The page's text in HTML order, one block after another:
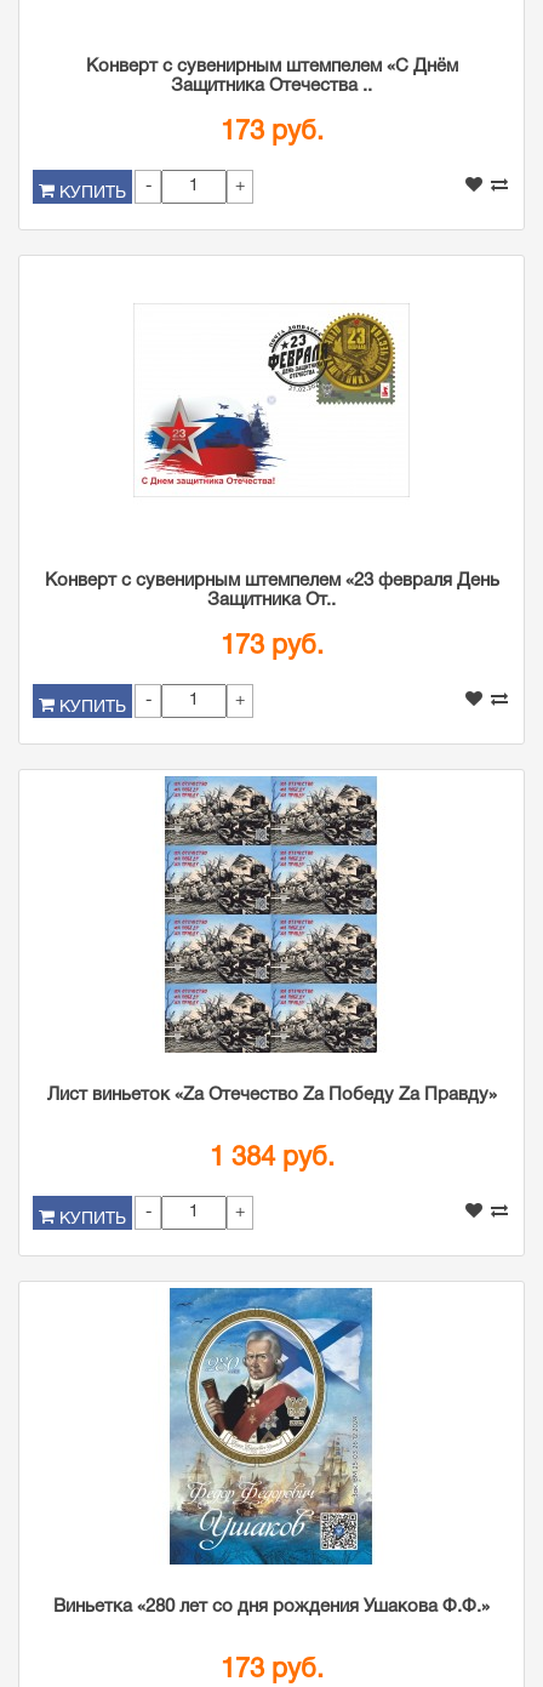
Конверт с сувенирным штемпелем «С Днём
Защитника Отечества ..
173 руб.
КУПИТЬ - +
Конверт с сувенирным штемпелем «23 февраля День
Защитника От..
173 руб.
КУПИТЬ - +
Лист виньеток «Zа Отечество Zа Победу Zа Правду»
1 384 руб.
КУПИТЬ - +
Виньетка «280 лет со дня рождения Ушакова Ф.Ф.»
173 руб.